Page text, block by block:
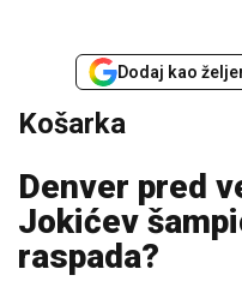
Dodaj kao
Košarka
Denver pred
Jokićev
raspada?